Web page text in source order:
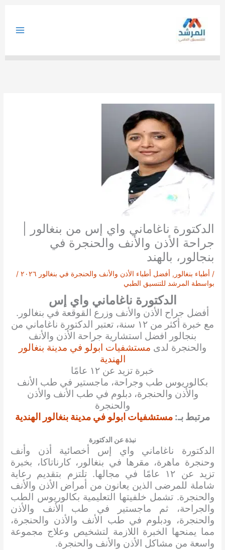
الدكتورة ناغاماني واي إس من بنغالور |
جراحة الأذن والأنف والحنجرة في
بنجالور، بالهند
/ أطباء بنغالور , أفضل أطباء الأذن والأنف والحنجرة في بنغالور ٢٠٢٦
/
بواسطة المرشد للتنسيق الطبي
الدكتورة ناغاماني واي إس
أفضل جراح الأذن والأنف وزرع القوقعة في بنغالور.
مع خبرة أكثر من ١٢ سنة، تعتبر الدكتورة ناغاماني من
بنجالور افضل استشارية جراحة الأذن والأنف
والحنجرة لدى مستشفيات ابولو في مدينة بنغالور
الهندية
خبرة تزيد عن ١٢ عامًا
بكالوريوس طب وجراحة، ماجستير في طب الأنف
والأذن والحنجرة، دبلوم في طب الأنف والأذن
والحنجرة
مرتبط بـ: مستشفيات ابولو في مدينة بنغالور الهندية
نبذة عن الدكتورة
الدكتورة ناغاماني واي إس أخصائية أذن وأنف
وحنجرة ماهرة، مقرها في بنغالور، كارناتاكا، بخبرة
تزيد عن ١٢ عامًا في مجالها. تلتزم بتقديم رعاية
شاملة للمرضى الذين يعانون من أمراض الأذن والأنف
والحنجرة. تشمل خلفيتها التعليمية بكالوريوس الطب
والجراحة، ثم ماجستير في طب الأنف والأذن
والحنجرة، ودبلوم في طب الأنف والأذن والحنجرة،
مما يمنحها الخبرة اللازمة لتشخيص وعلاج مجموعة
واسعة من مشاكل الأذن والأنف والحنجرة.